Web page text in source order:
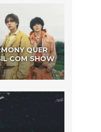
QUER
COM SHOW